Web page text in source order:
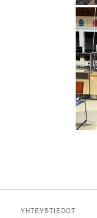
YHTEYSTIEDOT